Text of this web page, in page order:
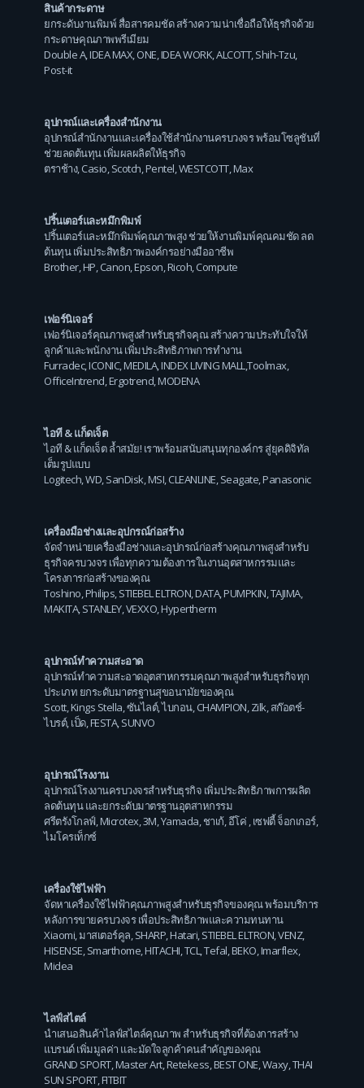
สินค้ากระดาษ
ยกระดับงานพิมพ์ สื่อสารคมชัด สร้างความน่าเชื่อถือให้ธุรกิจด้วย
กระดาษคุณภาพพรีเมียม
Double A,IDEA MAX,ONE,IDEA WORK,ALCOTT,Shih-Tzu,
Post-it
อุปกรณ์และเครื่องสำนักงาน
อุปกรณ์สำนักงานและเครื่องใช้สำนักงานครบวงจร พร้อมโซลูชันที่
ช่วยลดต้นทุน เพิ่มผลผลิตให้ธุรกิจ
ตราช้าง,Casio,Scotch,Pentel,WESTCOTT,Max
ปริ้นเตอร์และหมึกพิมพ์
ปริ้นเตอร์และหมึกพิมพ์คุณภาพสูง ช่วยให้งานพิมพ์คุณคมชัด ลด
ต้นทุน เพิ่มประสิทธิภาพองค์กรอย่างมืออาชีพ
Brother,HP,Canon,Epson,Ricoh,Compute
เฟอร์นิเจอร์
เฟอร์นิเจอร์คุณภาพสูงสำหรับธุรกิจคุณ สร้างความประทับใจให้
ลูกค้าและพนักงาน เพิ่มประสิทธิภาพการทำงาน
Furradec,ICONIC,MEDILA,INDEX LIVING MALL,Toolmax,
OfficeIntrend,Ergotrend,MODENA
ไอที & แก็ดเจ็ต
ไอที & แก็ดเจ็ต ล้ำสมัย! เราพร้อมสนับสนุนทุกองค์กร สู่ยุคดิจิทัล
เต็มรูปแบบ
Logitech,WD,SanDisk,MSI,CLEANLINE,Seagate,Panasonic
เครื่องมือช่างและอุปกรณ์ก่อสร้าง
จัดจำหน่ายเครื่องมือช่างและอุปกรณ์ก่อสร้างคุณภาพสูงสำหรับ
ธุรกิจครบวงจร เพื่อทุกความต้องการในงานอุตสาหกรรมและ
โครงการก่อสร้างของคุณ
Toshino,Philips,STIEBEL ELTRON,DATA,PUMPKIN,TAJIMA,
MAKITA,STANLEY,VEXXO,Hypertherm
อุปกรณ์ทำความสะอาด
อุปกรณ์ทำความสะอาดอุตสาหกรรมคุณภาพสูงสำหรับธุรกิจทุก
ประเภท ยกระดับมาตรฐานสุขอนามัยของคุณ
Scott,Kings Stella,ซันไลต์,ไบกอน,CHAMPION,Zilk,สก๊อตช์-
ไบรต์,เป็ด,FESTA,SUNVO
อุปกรณ์โรงงาน
อุปกรณ์โรงงานครบวงจรสำหรับธุรกิจ เพิ่มประสิทธิภาพการผลิต
ลดต้นทุน และยกระดับมาตรฐานอุตสาหกรรม
ศรีตรังโกลฟ์,Microtex,3M,Yamada,ชาเก้,อีโค่ ,เซฟตี้ จ็อกเกอร์,
ไมโครเท็กซ์
เครื่องใช้ไฟฟ้า
จัดหาเครื่องใช้ไฟฟ้าคุณภาพสูงสำหรับธุรกิจของคุณ พร้อมบริการ
หลังการขายครบวงจร เพื่อประสิทธิภาพและความทนทาน
Xiaomi,มาสเตอร์คูล,SHARP,Hatari,STIEBEL ELTRON,VENZ,
HISENSE,Smarthome,HITACHI,TCL,Tefal,BEKO,Imarflex,
Midea
ไลฟ์สไตล์
นำเสนอสินค้าไลฟ์สไตล์คุณภาพ สำหรับธุรกิจที่ต้องการสร้าง
แบรนด์ เพิ่มมูลค่า และมัดใจลูกค้าคนสำคัญของคุณ
GRAND SPORT, Master Art, Retekess BEST ONE Waxy, THAI
SUN SPORT, FITBIT